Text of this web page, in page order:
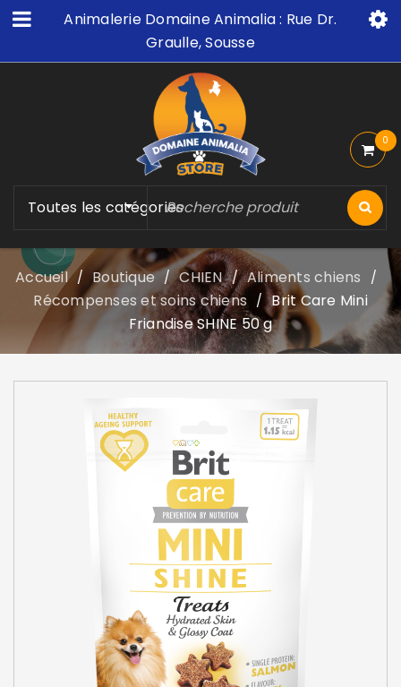
Animalerie Domaine Animalia : Rue Dr.
Graulle, Sousse
Toutes les catégories
0
Accueil / Boutique / CHIEN / Aliments chiens /
Récompenses et soins chiens / Brit Care Mini
Friandise SHINE 50 g